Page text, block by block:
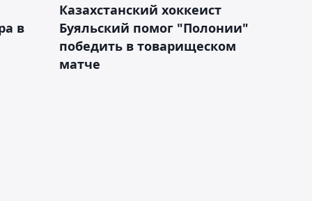
в
Казахстанский хоккеист
Буяльский помог "Полонии"
победить в товарищеском
матче